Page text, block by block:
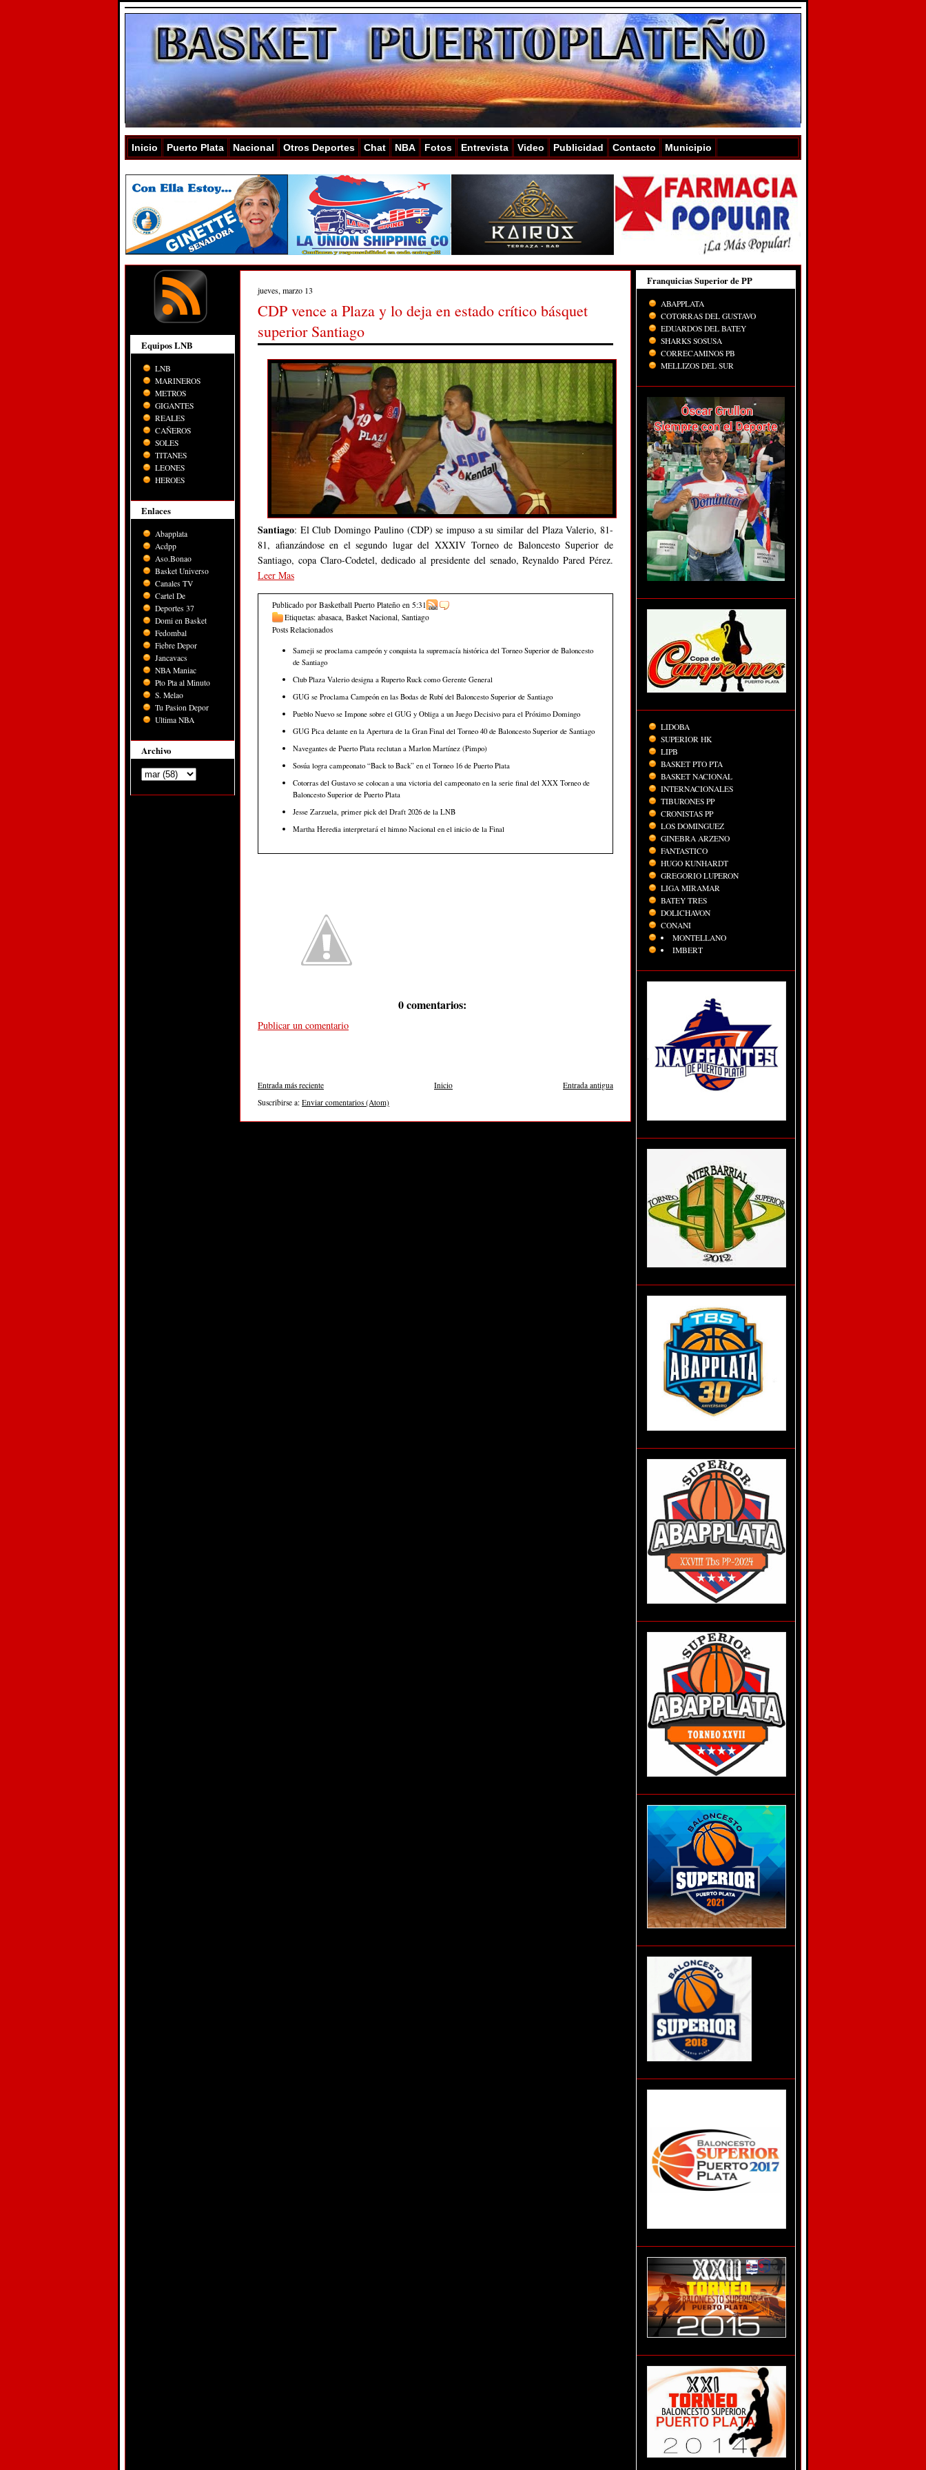
Inicio Puerto Plata Nacional Otros Deportes Chat NBA Fotos Entrevista Video Publicidad Contacto Municipio
Equipos LNB
LNB
MARINEROS
METROS
GIGANTES
REALES
CAÑEROS
SOLES
TITANES
LEONES
HEROES
Enlaces
Abapplata
Acdpp
Aso.Bonao
Basket Universo
Canales TV
Cartel De
Deportes 37
Domi en Basket
Fedombal
Fiebre Depor
Jancavacs
NBA Maniac
Pto Pta al Minuto
S. Melao
Tu Pasion Depor
Ultima NBA
Archivo
jueves, marzo 13
CDP vence a Plaza y lo deja en estado crítico básquet
Santiago: El Club Domingo Paulino (CDP) se impuso a su similar del Plaza Valerio, 81-
81, afianzándose en el segundo lugar del XXXIV Torneo de Baloncesto Superior de
Santiago, copa Claro-Codetel, dedicado al presidente del senado, Reynaldo Pared Pérez.
Leer Mas
Publicado por Basketball Puerto Plateño en 5:31
Etiquetas: abasaca, Basket Nacional, Santiago
Posts Relacionados
Sameji se proclama campeón y conquista la supremacía histórica del Torneo Superior de Baloncesto
de Santiago
Club Plaza Valerio designa a Ruperto Ruck como Gerente General
GUG se Proclama Campeón en las Bodas de Rubí del Baloncesto Superior de Santiago
Pueblo Nuevo se Impone sobre el GUG y Obliga a un Juego Decisivo para el Próximo Domingo
GUG Pica delante en la Apertura de la Gran Final del Torneo 40 de Baloncesto Superior de Santiago
Navegantes de Puerto Plata reclutan a Marlon Martínez (Pimpo)
Sosúa logra campeonato “Back to Back” en el Torneo 16 de Puerto Plata
Cotorras del Gustavo se colocan a una victoria del campeonato en la serie final del XXX Torneo de
Baloncesto Superior de Puerto Plata
Jesse Zarzuela, primer pick del Draft 2026 de la LNB
Martha Heredia interpretará el himno Nacional en el inicio de la Final
0 comentarios:
Publicar un comentario
Entrada más reciente Entrada antigua
Inicio
Suscribirse a: Enviar comentarios (Atom)
Franquicias Superior de PP
ABAPPLATA
COTORRAS DEL GUSTAVO
EDUARDOS DEL BATEY
SHARKS SOSUSA
CORRECAMINOS PB
MELLIZOS DEL SUR
LIDOBA
SUPERIOR HK
LIPB
BASKET PTO PTA
BASKET NACIONAL
INTERNACIONALES
TIBURONES PP
CRONISTAS PP
LOS DOMINGUEZ
GINEBRA ARZENO
FANTASTICO
HUGO KUNHARDT
GREGORIO LUPERON
LIGA MIRAMAR
BATEY TRES
DOLICHAVON
CONANI
MONTELLANO
IMBERT